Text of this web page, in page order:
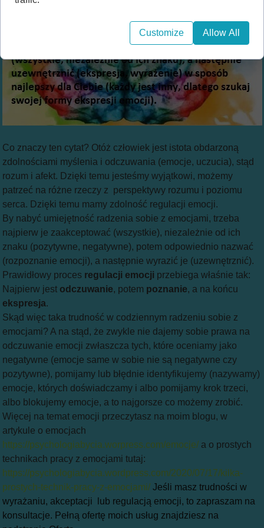
Co znaczy ten cytat? Otóż człowiek jest istota obdarzoną
zdolnościami myślenia i odczuwania (emocje, uczucia), stąd
rozum i afekt. Dzięki temu jesteśmy wyjątkowi, możemy
patrzeć na różne rzeczy z perspektywy rozumu i poziomu
serca. Dzięki temu mamy zdolność regulacji emocji.
By nabyć umiejętność radzenia sobie z emocjami, trzeba
najpierw je zaakceptować (wszystkie), niezależnie od ich
znaku (pozytywne, negatywne), potem odpowiednio nazwać
(rozpoznanie emocji), a następnie wyrazić je (uzewnętrznić).
Prawidłowy proces regulacji emocji przebiega właśnie tak:
Najpierw jest odczuwanie, potem poznanie, a na końcu
ekspresja.
Skąd więc taka trudność w codziennym radzeniu sobie z
emocjami? A na stąd, że zwykle nie dajemy sobie prawa na
odczuwanie emocji zwłaszcza tych, które oceniamy jako
negatywne (emocje same w sobie nie są negatywne czy
pozytywne), pomijamy lub błędnie identyfikujemy (nazywamy)
emocje, których doświadczamy i albo pomijamy krok trzeci,
albo blokujemy emocje, a to najgorsze co możemy zrobić.
Więcej na temat emocji przeczytasz na moim blogu, w
artykule o emocjach
https://psychologiabycia.worpress.com/emocje/ a o prostych
technikach pracy z emocjami tutaj:
https://psychologiabycia.wordpress.com/2020/07/17/kilka-
prostych-technik-pracy-z-emocjami/ Jeśli masz trudności w
wyrażaniu, akceptacji lub regulacją emocji, to zapraszam na
konsultacje. Pełną ofertę moich usług znajdziesz na
Customize Allow All